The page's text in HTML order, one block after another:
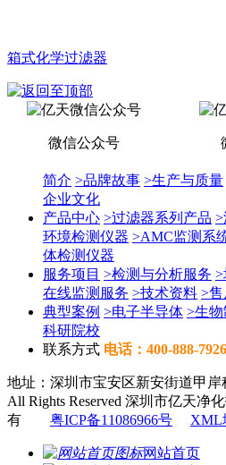
箱式化学过滤器
微信公众号
简介 >品牌故事 >生产与质量
企业文化
产品中心 >过滤器系列产品 >
环境检测仪器 >AMC监测系
体检测仪器
服务项目 >检测与分析服务 >
在线监测服务 >技术资料 >售
典型案例 >电子半导体 >生
科研院校
联系方式 电话：400-888-7926
地址：深圳市宝安区新安街道甲岸
All Rights Reserved 深圳市亿天净
有 粤ICP备11086966号 XML
网站首页